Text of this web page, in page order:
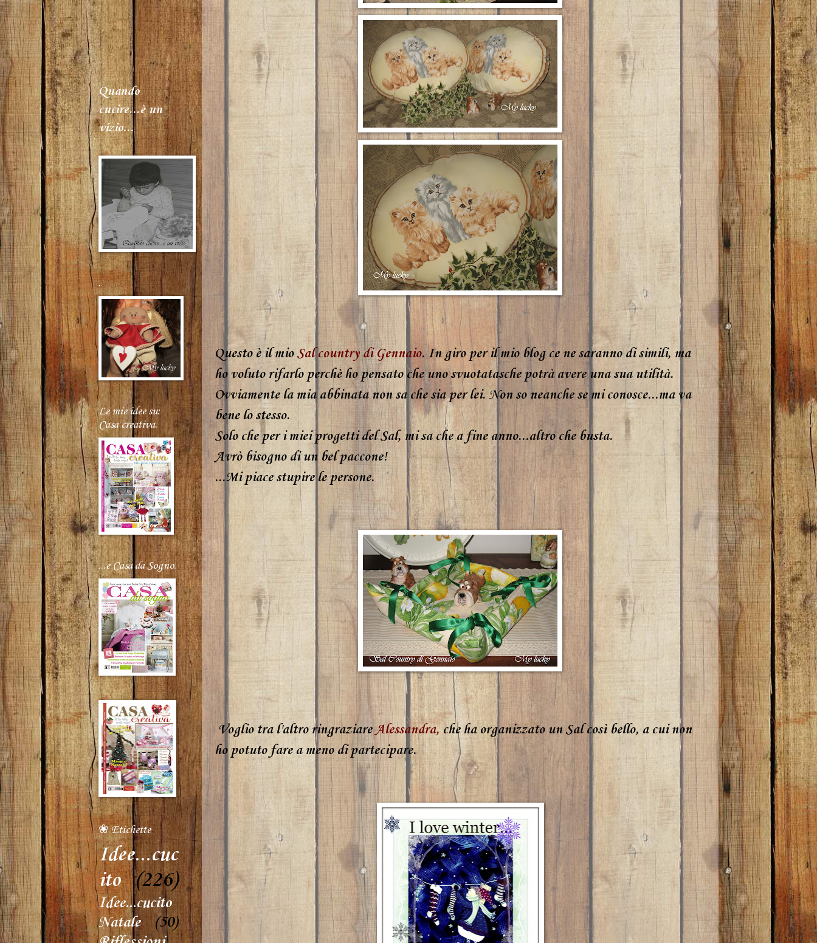
Questo è il mio Sal country di Gennaio. In giro per il mio blog ce ne saranno di simili, ma
ho voluto rifarlo perchè ho pensato che uno svuotatasche potrà avere una sua utilità.
Ovviamente la mia abbinata non sa che sia per lei. Non so neanche se mi conosce...ma va
bene lo stesso.
Solo che per i miei progetti del Sal, mi sa che a fine anno...altro che busta.
Avrò bisogno di un bel paccone!
...Mi piace stupire le persone.
Voglio tra l'altro ringraziareAlessandra,che ha organizzato un Sal così bello, a cui non
ho potuto fare a meno di partecipare.
Quando
cucire...è un
vizio...
.
Le mie idee su:
Casa creativa.
...e Casa da Sogno.
❀ Etichette
Idee...cuc
ito
(226)
Idee...cucito
Natale
(50)